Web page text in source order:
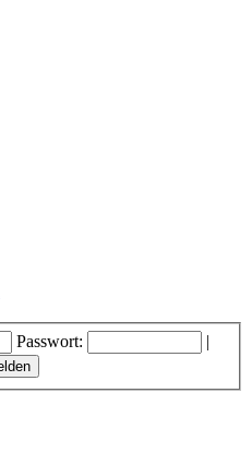
Passwort:
|